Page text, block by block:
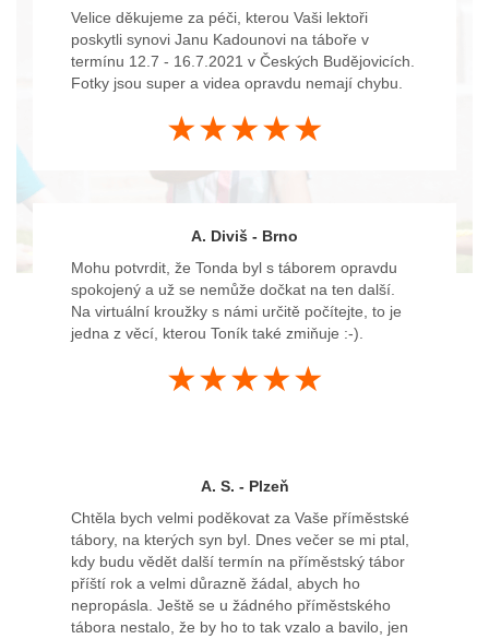
Velice děkujeme za péči, kterou Vaši lektoři
poskytli synovi Janu Kadounovi na táboře v
termínu 12.7 - 16.7.2021 v Českých Budějovicích.
Fotky jsou super a videa opravdu nemají chybu.
★★★★★
A. Diviš - Brno
Mohu potvrdit, že Tonda byl s táborem opravdu
spokojený a už se nemůže dočkat na ten další.
Na virtuální kroužky s námi určitě počítejte, to je
jedna z věcí, kterou Toník také zmiňuje :-).
★★★★★
A. S. - Plzeň
Chtěla bych velmi poděkovat za Vaše příměstské
tábory, na kterých syn byl. Dnes večer se mi ptal,
kdy budu vědět další termín na příměstský tábor
příští rok a velmi důrazně žádal, abych ho
nepropásla. Ještě se u žádného příměstského
tábora nestalo, že by ho to tak vzalo a bavilo, jen